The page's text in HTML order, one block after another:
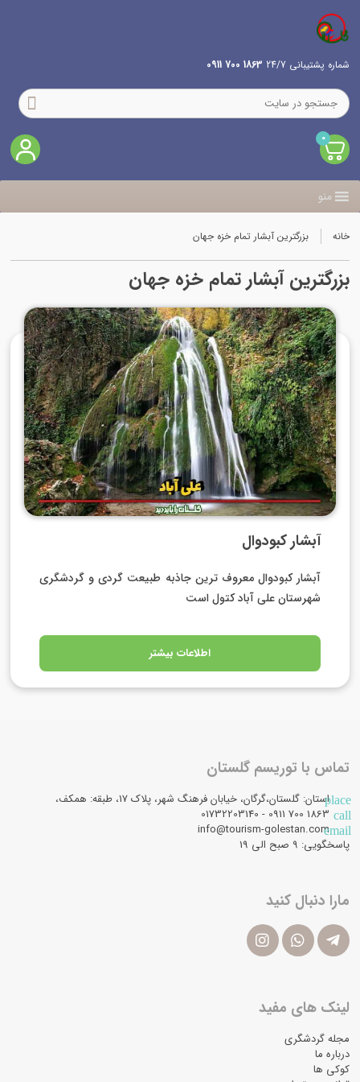
شماره پشتیبانی 24/7 1863 700 0911
0
منو
خانه بزرگترین آبشار تمام خزه جهان
بزرگترین آبشار تمام خزه جهان
آبشار کبودوال
آبشار کبودوال معروف ترین جاذبه طبیعت گردی و گردشگری
شهرستان علی آباد کتول است
اطلاعات بیشتر
تماس با توریسم گلستان
placeاستان: گلستان،گرگان، خیابان فرهنگ شهر، پلاک 17، طبقه: همکف،
call
email
info@tourism-golestan.com
پاسخگویی: ۹ صبح الی 19
مارا دنبال کنید
لینک های مفید
مجله گردشگری
درباره ما
کوکی ها